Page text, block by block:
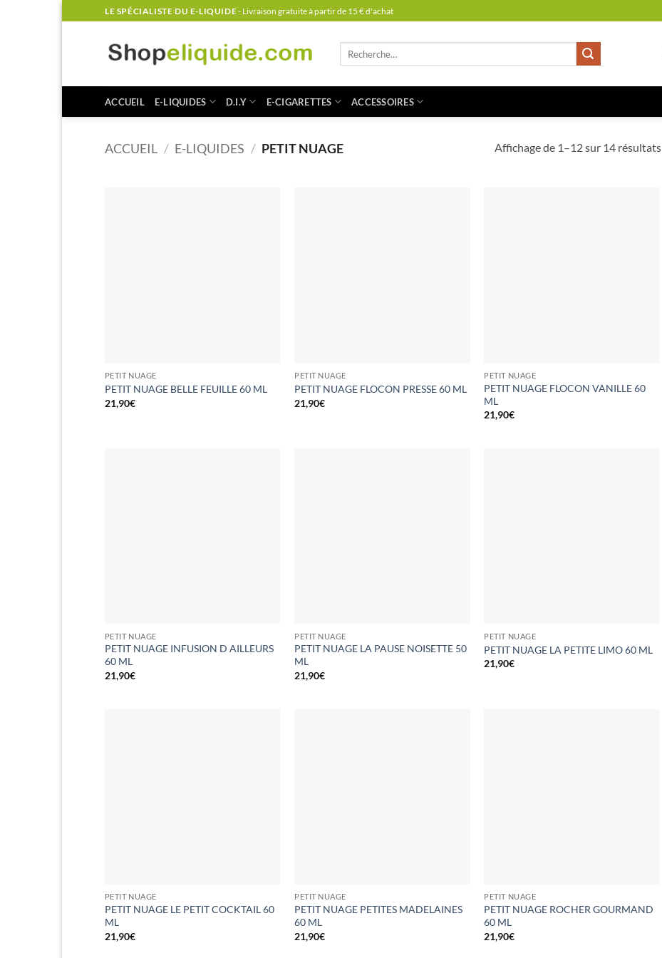
au
LE SPÉCIALISTE DU E-LIQUIDE- Livraison gratuite à partir de 15 € d'achat
ACCUEIL E-LIQUIDES D.I.Y E-CIGARETTES ACCESSOIRES
ACCUEIL / E-LIQUIDES / PETIT NUAGE Affichage de 1–12 sur 14 résultats
PETIT NUAGE
PETIT NUAGE BELLE FEUILLE 60 ML
21,90€
PETIT NUAGE
PETIT NUAGE FLOCON PRESSE 60 ML
21,90€
PETIT NUAGE
PETIT NUAGE FLOCON VANILLE 60
ML
21,90€
PETIT NUAGE
PETIT NUAGE INFUSION D AILLEURS
60 ML
21,90€
PETIT NUAGE
PETIT NUAGE LA PAUSE NOISETTE 50
ML
21,90€
PETIT NUAGE
PETIT NUAGE LA PETITE LIMO 60 ML
21,90€
PETIT NUAGE
PETIT NUAGE LE PETIT COCKTAIL 60
ML
21,90€
PETIT NUAGE
PETIT NUAGE PETITES MADELAINES
60 ML
21,90€
PETIT NUAGE
PETIT NUAGE ROCHER GOURMAND
60 ML
21,90€